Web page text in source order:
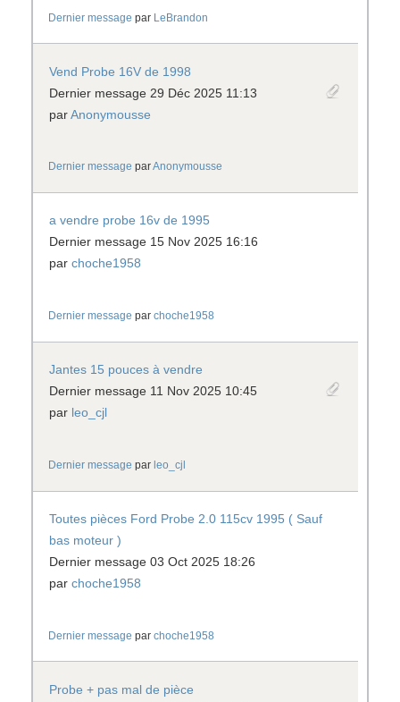
Dernier message par LeBrandon
Vend Probe 16V de 1998
Dernier message 29 Déc 2025 11:13
parAnonymousse
Dernier message parAnonymousse
a vendre probe 16v de 1995
Dernier message 15 Nov 2025 16:16
parchoche1958
Dernier message par choche1958
Jantes 15 pouces à vendre
Dernier message 11 Nov 2025 10:45
par leo_cjl
Dernier message par leo_cjl
Toutes pièces Ford Probe 2.0 115cv 1995 ( Sauf
bas moteur )
Dernier message 03 Oct 2025 18:26
parchoche1958
Dernier message par choche1958
Probe + pas mal de pièce